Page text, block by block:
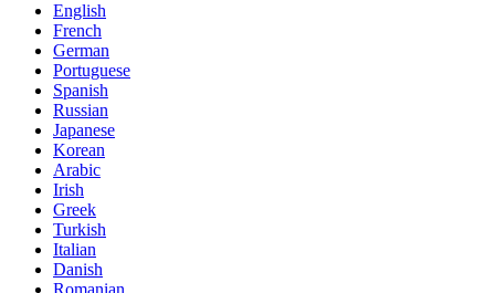
English
French
German
Portuguese
Spanish
Russian
Japanese
Korean
Arabic
Irish
Greek
Turkish
Italian
Danish